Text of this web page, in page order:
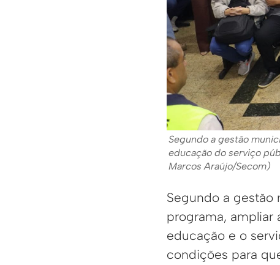
Segundo a gestão
educação do serviço
Marcos Araújo/Secom)
Segundo a gestão
programa, ampliar
educação e o
condições para